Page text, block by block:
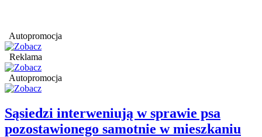
Autopromocja
Reklama
Autopromocja
Sąsiedzi interweniują w sprawie psa
pozostawionego samotnie w mieszkaniu